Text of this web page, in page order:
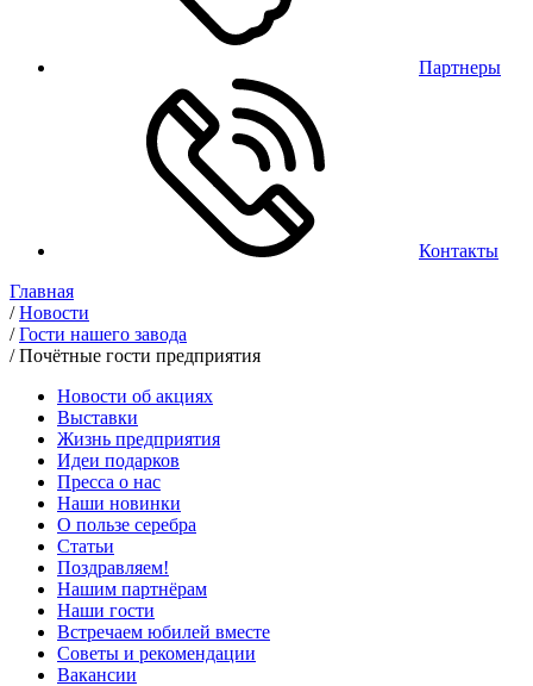
Партнеры
Контакты
Главная
/Новости
/Гости нашего завода
/Почётные гости предприятия
Новости об акциях
Выставки
Жизнь предприятия
Идеи подарков
Пресса о нас
Наши новинки
О пользе серебра
Статьи
Поздравляем!
Нашим партнёрам
Наши гости
Встречаем юбилей вместе
Советы и рекомендации
Вакансии